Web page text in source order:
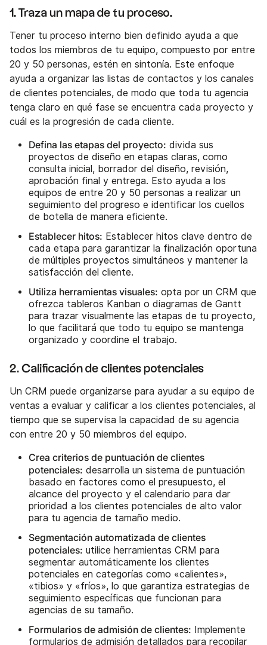
1. Traza un mapa de tu proceso.
Tener tu proceso interno bien definido ayuda a que
todos los miembros de tu equipo, compuesto por entre
20 y 50 personas, estén en sintonía. Este enfoque
ayuda a organizar las listas de contactos y los canales
de clientes potenciales, de modo que toda tu agencia
tenga claro en qué fase se encuentra cada proyecto y
cuál es la progresión de cada cliente.
Defina las etapas del proyecto: divida sus
proyectos de diseño en etapas claras, como
consulta inicial, borrador del diseño, revisión,
aprobación final y entrega. Esto ayuda a los
equipos de entre 20 y 50 personas a realizar un
seguimiento del progreso e identificar los cuellos
de botella de manera eficiente.
Establecer hitos: Establecer hitos clave dentro de
cada etapa para garantizar la finalización oportuna
de múltiples proyectos simultáneos y mantener la
satisfacción del cliente.
Utiliza herramientas visuales: opta por un CRM que
ofrezca tableros Kanban o diagramas de Gantt
para trazar visualmente las etapas de tu proyecto,
lo que facilitará que todo tu equipo se mantenga
organizado y coordine el trabajo.
2. Calificación de clientes potenciales
Un CRM puede organizarse para ayudar a su equipo de
ventas a evaluar y calificar a los clientes potenciales, al
tiempo que se supervisa la capacidad de su agencia
con entre 20 y 50 miembros del equipo.
Crea criterios de puntuación de clientes
potenciales: desarrolla un sistema de puntuación
basado en factores como el presupuesto, el
alcance del proyecto y el calendario para dar
prioridad a los clientes potenciales de alto valor
para tu agencia de tamaño medio.
Segmentación automatizada de clientes
potenciales: utilice herramientas CRM para
segmentar automáticamente los clientes
potenciales en categorías como «calientes»,
«tibios» y «fríos», lo que garantiza estrategias de
seguimiento específicas que funcionan para
agencias de su tamaño.
Formularios de admisión de clientes: Implemente
formularios de admisión detallados para recopilar